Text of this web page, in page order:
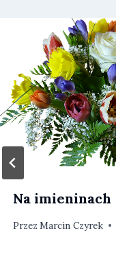
Na imieninach
Przez Marcin Czyrek